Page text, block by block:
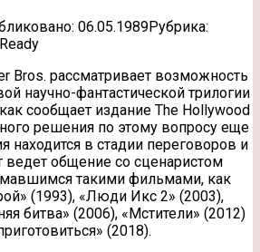
06.05.1989Рубрика:
Bros. рассматривает возможность
научно-фантастической трилогии
сообщает издание The Hollywood
решения по этому вопросу еще
находится в стадии переговоров и
ведет общение со сценаристом
такими фильмами, как
(1993), «Люди Икс 2» (2003),
битва» (2006), «Мстители» (2012)
(2018).